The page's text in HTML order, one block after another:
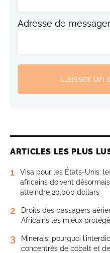
Adresse de
Laisser un
ARTICLES LES PLUS
1
Visa pour les États-Unis:
africains doivent
atteindre 20.000 dollars
2
Droits des passagers
Africains les mieux
3
Minerais: pourquoi
concentrés de cobalt et